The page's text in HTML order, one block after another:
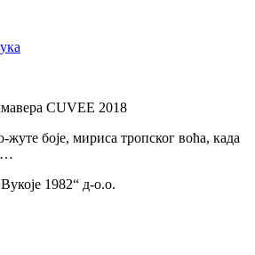
CUVEE 2018
боје, мириса тропског воћа, када
1982“ д-о.о.